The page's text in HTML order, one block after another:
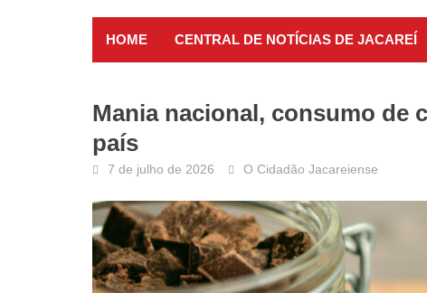
HOME CENTRAL DE NOTÍCIAS DE JACAREÍ
Mania nacional, consumo de
país
7 de julho de 2026 O Cidadão Jacareiense